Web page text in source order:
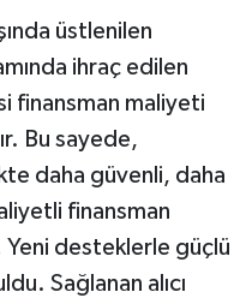
üstlenilen
ihraç edilen
finansman maliyeti
Bu sayede,
daha güvenli, daha
finansman
Yeni desteklerle güçlü
Sağlanan alıcı